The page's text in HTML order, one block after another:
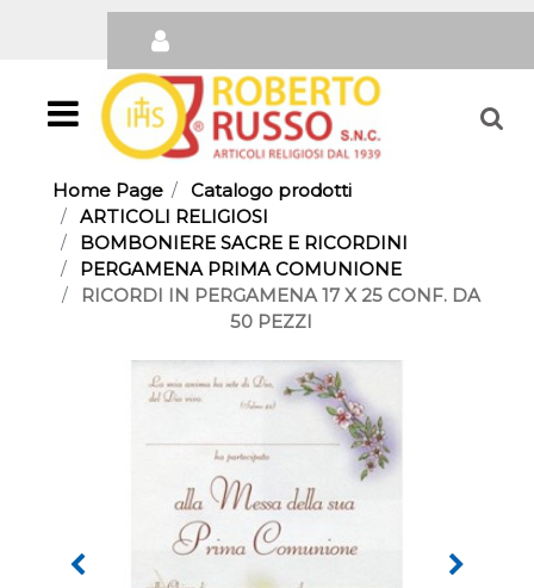
Open
Home Page
Catalogo prodotti
ARTICOLI RELIGIOSI
BOMBONIERE SACRE E RICORDINI
PERGAMENA PRIMA COMUNIONE
RICORDI IN PERGAMENA 17 X 25 CONF. DA
50 PEZZI